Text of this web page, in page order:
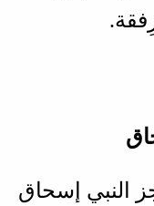
النبي إسحاق